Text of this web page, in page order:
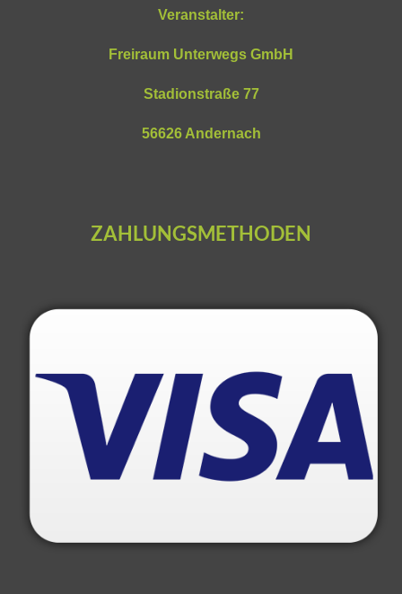
Veranstalter:
Freiraum Unterwegs GmbH
Stadionstraße 77
56626 Andernach
ZAHLUNGSMETHODEN